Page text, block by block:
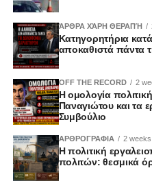
ΆΡΘΡΑ ΧΆΡΗ ΘΕΡΑΠΉ
Κατηγορητήρια
αποκαθιστά πάντα
OFF THE RECORD 2
Η ομολογία
Παναγιώτου και τα
Συμβούλιο
ΑΡΘΡΟΓΡΑΦΙΑ 2
Η πολιτική
πολιτών: θεσμικά